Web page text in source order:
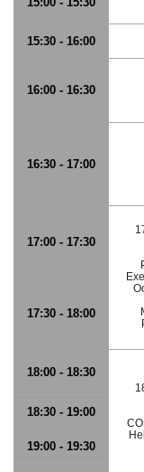
15:30 - 16:00
16:00 - 16:30
16:30 - 17:00
17:00 - 17:30
17:30 - 18:00
18:00 - 18:30
18:30 - 19:00
19:00 - 19:30